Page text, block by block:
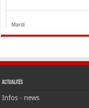
Actualités
Infos - news